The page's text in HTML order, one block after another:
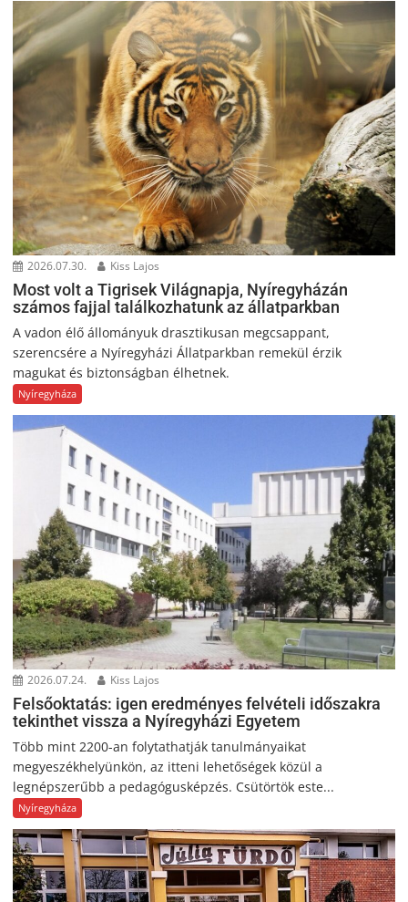
2026.07.30. Kiss Lajos
Most volt a Tigrisek Világnapja, Nyíregyházán
számos fajjal találkozhatunk az állatparkban
A vadon élő állományuk drasztikusan megcsappant,
szerencsére a Nyíregyházi Állatparkban remekül érzik
magukat és biztonságban élhetnek.
Nyíregyháza
2026.07.24. Kiss Lajos
Felsőoktatás: igen eredményes felvételi időszakra
tekinthet vissza a Nyíregyházi Egyetem
Több mint 2200-an folytathatják tanulmányaikat
megyeszékhelyünkön, az itteni lehetőségek közül a
legnépszerűbb a pedagógusképzés. Csütörtök este...
Nyíregyháza